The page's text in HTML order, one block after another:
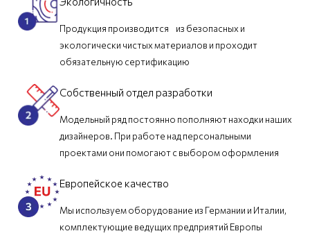
Продукция производится из безопасных и
экологически чистых материалов и проходит
обязательную сертификацию
Собственный отдел разработки
Модельный ряд постоянно пополняют находки наших
дизайнеров. При работе над персональными
проектами они помогают с выбором оформления
Европейское качество
Мы используем оборудование из Германии и Италии,
комплектующие ведущих предприятий Европы